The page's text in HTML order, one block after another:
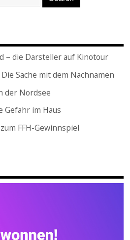
– die Darsteller auf Kinotour
Sache mit dem Nachnamen
der Nordsee
Gefahr im Haus
FFH-Gewinnspiel